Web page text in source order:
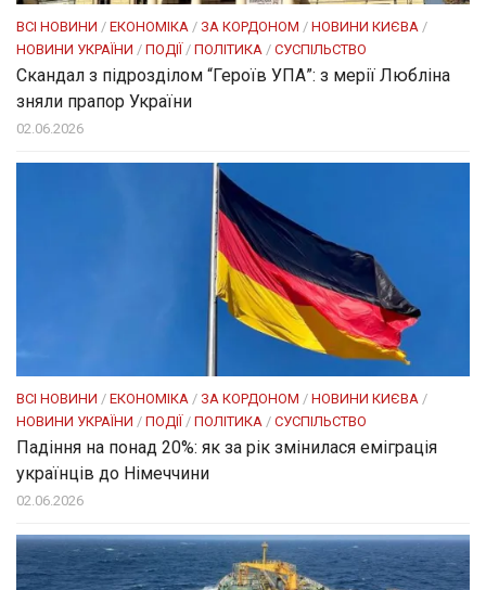
ВСІ НОВИНИ / ЕКОНОМІКА / ЗА КОРДОНОМ / НОВИНИ КИЄВА /
НОВИНИ УКРАЇНИ / ПОДІЇ / ПОЛІТИКА / СУСПІЛЬСТВО
Скандал з підрозділом “Героїв УПА”: з мерії Любліна
зняли прапор України
02.06.2026
ВСІ НОВИНИ / ЕКОНОМІКА / ЗА КОРДОНОМ / НОВИНИ КИЄВА /
НОВИНИ УКРАЇНИ / ПОДІЇ / ПОЛІТИКА / СУСПІЛЬСТВО
Падіння на понад 20%: як за рік змінилася еміграція
українців до Німеччини
02.06.2026